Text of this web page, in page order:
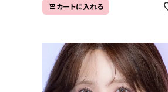
カートに入れる